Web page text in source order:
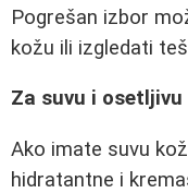
Pogrešan izbor
kožu ili izgledati
Za suvu i osetljivu
Ako imate suvu
hidratantne i